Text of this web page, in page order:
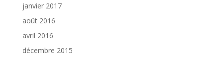
janvier 2017
août 2016
avril 2016
décembre 2015